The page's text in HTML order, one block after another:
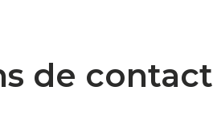
de contact